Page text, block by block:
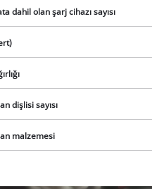
dahil olan şarj cihazı sayısı
dişlisi sayısı
malzemesi